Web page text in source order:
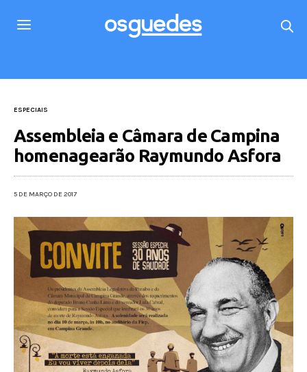
ESPECIAIS
Assembleia e Câmara de Campina
homenagearão Raymundo Asfora
5 DE MARÇO DE 2017